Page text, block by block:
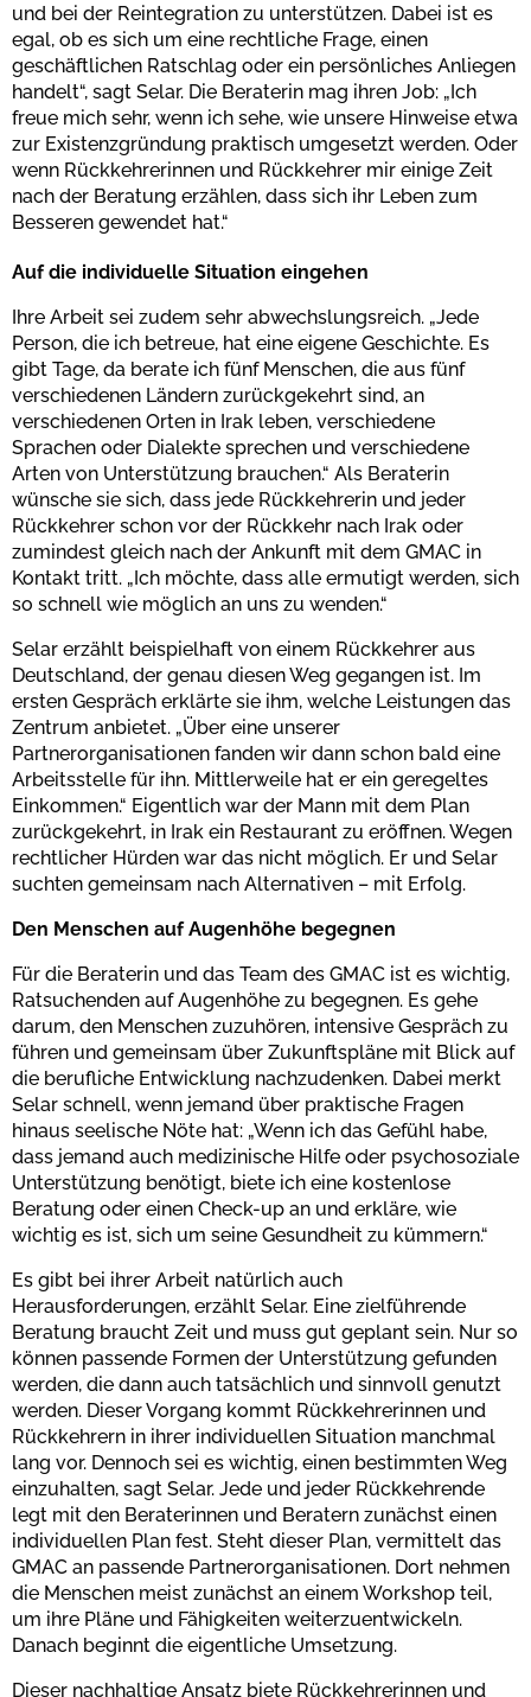
und bei der Reintegration zu unterstützen. Dabei ist es
egal, ob es sich um eine rechtliche Frage, einen
geschäftlichen Ratschlag oder ein persönliches Anliegen
handelt“, sagt Selar. Die Beraterin mag ihren Job: „Ich
freue mich sehr, wenn ich sehe, wie unsere Hinweise etwa
zur Existenzgründung praktisch umgesetzt werden. Oder
wenn Rückkehrerinnen und Rückkehrer mir einige Zeit
nach der Beratung erzählen, dass sich ihr Leben zum
Besseren gewendet hat.“
Auf die individuelle Situation eingehen
Ihre Arbeit sei zudem sehr abwechslungsreich. „Jede
Person, die ich betreue, hat eine eigene Geschichte. Es
gibt Tage, da berate ich fünf Menschen, die aus fünf
verschiedenen Ländern zurückgekehrt sind, an
verschiedenen Orten in Irak leben, verschiedene
Sprachen oder Dialekte sprechen und verschiedene
Arten von Unterstützung brauchen.“ Als Beraterin
wünsche sie sich, dass jede Rückkehrerin und jeder
Rückkehrer schon vor der Rückkehr nach Irak oder
zumindest gleich nach der Ankunft mit dem GMAC in
Kontakt tritt. „Ich möchte, dass alle ermutigt werden, sich
so schnell wie möglich an uns zu wenden.“
Selar erzählt beispielhaft von einem Rückkehrer aus
Deutschland, der genau diesen Weg gegangen ist. Im
ersten Gespräch erklärte sie ihm, welche Leistungen das
Zentrum anbietet. „Über eine unserer
Partnerorganisationen fanden wir dann schon bald eine
Arbeitsstelle für ihn. Mittlerweile hat er ein geregeltes
Einkommen.“ Eigentlich war der Mann mit dem Plan
zurückgekehrt, in Irak ein Restaurant zu eröffnen. Wegen
rechtlicher Hürden war das nicht möglich. Er und Selar
suchten gemeinsam nach Alternativen – mit Erfolg.
Den Menschen auf Augenhöhe begegnen
Für die Beraterin und das Team des GMAC ist es wichtig,
Ratsuchenden auf Augenhöhe zu begegnen. Es gehe
darum, den Menschen zuzuhören, intensive Gespräch zu
führen und gemeinsam über Zukunftspläne mit Blick auf
die berufliche Entwicklung nachzudenken. Dabei merkt
Selar schnell, wenn jemand über praktische Fragen
hinaus seelische Nöte hat: „Wenn ich das Gefühl habe,
dass jemand auch medizinische Hilfe oder psychosoziale
Unterstützung benötigt, biete ich eine kostenlose
Beratung oder einen Check-up an und erkläre, wie
wichtig es ist, sich um seine Gesundheit zu kümmern.“
Es gibt bei ihrer Arbeit natürlich auch
Herausforderungen, erzählt Selar. Eine zielführende
Beratung braucht Zeit und muss gut geplant sein. Nur so
können passende Formen der Unterstützung gefunden
werden, die dann auch tatsächlich und sinnvoll genutzt
werden. Dieser Vorgang kommt Rückkehrerinnen und
Rückkehrern in ihrer individuellen Situation manchmal
lang vor. Dennoch sei es wichtig, einen bestimmten Weg
einzuhalten, sagt Selar. Jede und jeder Rückkehrende
legt mit den Beraterinnen und Beratern zunächst einen
individuellen Plan fest. Steht dieser Plan, vermittelt das
GMAC an passende Partnerorganisationen. Dort nehmen
die Menschen meist zunächst an einem Workshop teil,
um ihre Pläne und Fähigkeiten weiterzuentwickeln.
Danach beginnt die eigentliche Umsetzung.
Dieser nachhaltige Ansatz biete Rückkehrerinnen und